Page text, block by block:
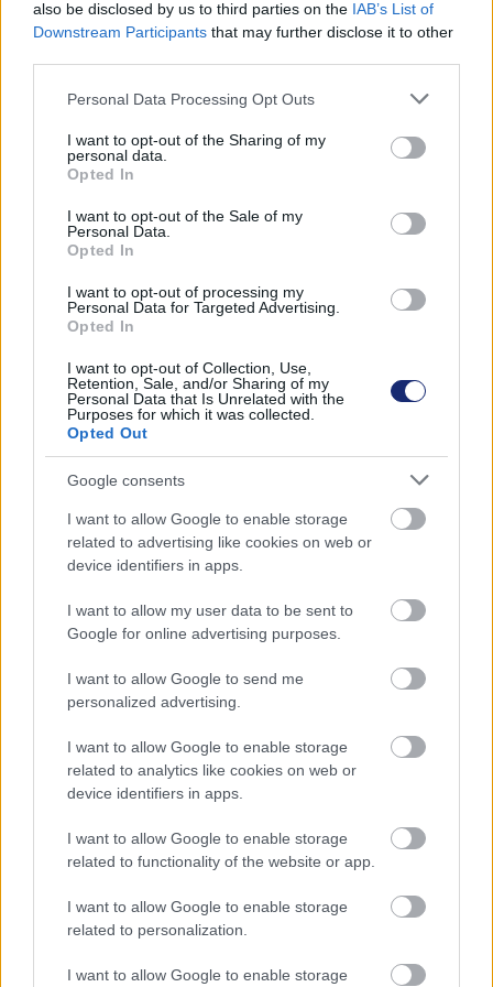
also be disclosed by us to third parties on the IAB’s List of
Downstream Participants that may further disclose it to other
Please note that this website/app uses one or more Google
not limited to your visit or usage behaviour. You may click to
grant or deny consent to Google and its third-party tags to
use your data for below specified purposes in below Google
consent section.
Personal Data Processing Opt Outs
I want to opt-out of the Sharing of my
personal data.
Opted In
I want to opt-out of the Sale of my
Personal Data.
Opted In
I want to opt-out of processing my
Personal Data for Targeted Advertising.
Opted In
I want to opt-out of Collection, Use,
Retention, Sale, and/or Sharing of my
Personal Data that Is Unrelated with the
Purposes for which it was collected.
Opted Out
Google consents
I want to allow Google to enable storage
related to advertising like cookies on web or
device identifiers in apps.
I want to allow my user data to be sent to
Google for online advertising purposes.
I want to allow Google to send me
personalized advertising.
I want to allow Google to enable storage
related to analytics like cookies on web or
device identifiers in apps.
I want to allow Google to enable storage
related to functionality of the website or app.
I want to allow Google to enable storage
related to personalization.
I want to allow Google to enable storage
Ez a masszív, kettős szélturbina
akár egy hurrikán erejét is
képes hasznosítani
Zöldpálya.hu| 2024 július 18. 18:52
összteljesítményre képes.
Bár a szélenergia jelentős hátrányban van kapacitás
tekintetében a napenergiával szemben, az utóbbi évek
során egyre több nagyteljesítményű szélerőmű kezdte
farag a lemaradásból. A nyílt víz mentén fekvő
szélnagyhatalmak egymásra licitálva telepítik új, nagy